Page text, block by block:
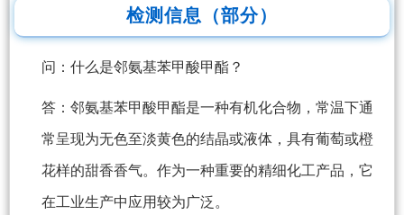
检测信息（部分）
问：什么是邻氨基苯甲酸甲酯？
答：邻氨基苯甲酸甲酯是一种有机化合物，常温下通
常呈现为无色至淡黄色的结晶或液体，具有葡萄或橙
花样的甜香香气。作为一种重要的精细化工产品，它
在工业生产中应用较为广泛。